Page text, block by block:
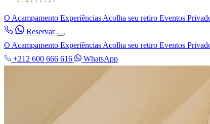
O Acampamento Experiências Acolha seu retiro Eventos
Reservar
O Acampamento Experiências Acolha seu retiro Eventos
+212 600 666 616
WhatsApp